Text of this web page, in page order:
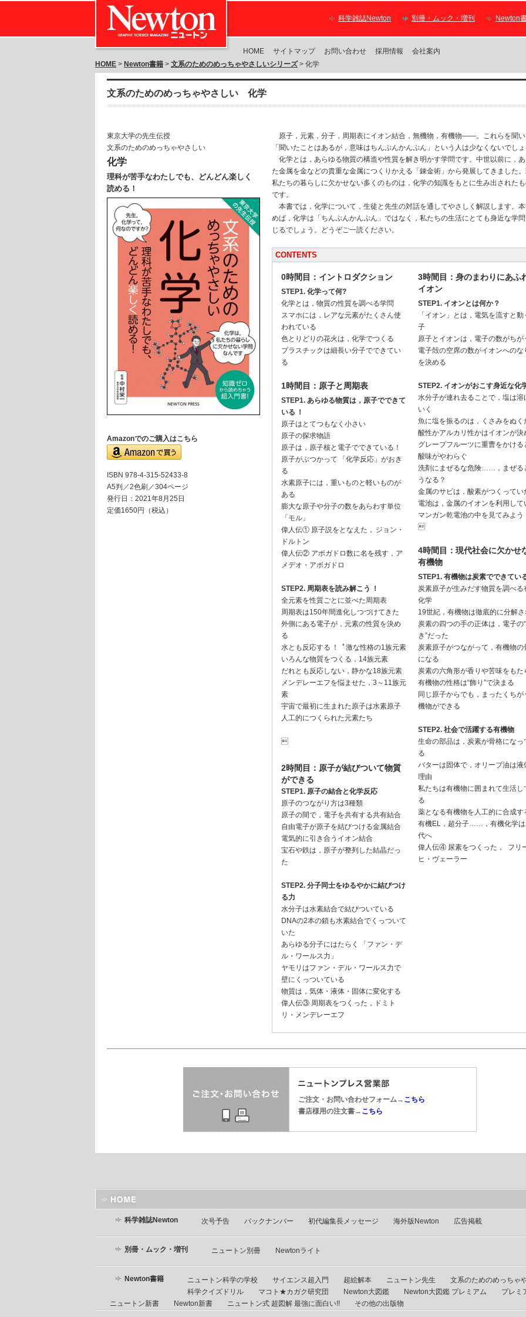
科学雑誌Newton 別冊・ムック・増刊 Newton
HOME サイトマップ お問い合わせ 採用情報
会社案内
HOME > Newton書籍 > 文系のためのめっちゃやさしいシリーズ> 化学
文系のためのめっちゃやさしい 化学
東京大学の先生伝授
文系のためのめっちゃやさしい
化学
理科が苦手なわたしでも、どんどん楽しく
読める！
Amazonでのご購入はこちら
ISBN 978-4-315-52433-8
A5判／2色刷／304ページ
発行日：2021年8月25日
定価1650円（税込）
原子，元素，分子，周期表にイオン結合，無機物，有機物――。これらを聞い
「聞いたことはあるが，意味はちんぷんかんぷん」という人は少なくないでしょ
化学とは，あらゆる物質の構造や性質を解き明かす学問です。中世以前に，
た金属を金などの貴重な金属につくりかえる「錬金術」から発展してきました
私たちの暮らしに欠かせない多くのものは，化学の知識をもとに生み出された
です。
本書では，化学について，生徒と先生の対話を通してやさしく解説します。
めば，化学は「ちんぷんかんぷん」ではなく，私たちの生活にとても身近な学
じるでしょう。どうぞご一読ください。
CONTENTS
0時間目：イントロダクション
STEP1. 化学って何?
化学とは，物質の性質を調べる学問
スマホには，レアな元素がたくさん使
われている
色とりどりの花火は，化学でつくる
プラスチックは細長い分子でできてい
る
1時間目：原子と周期表
STEP1. あらゆる物質は，原子でできて
いる ！
原子はとてつもなく小さい
原子の探求物語
原子は，原子核と電子でできている！
原子がぶつかって 「化学反応」がおき
る
水素原子には，重いものと軽いものが
ある
膨大な原子や分子の数をあらわす単位
「モル」
偉人伝① 原子説をとなえた， ジョン・
ドルトン
偉人伝② アボガドロ数に名を残す，ア
メデオ・アボガドロ
STEP2. 周期表を読み解こう ！
全元素を性質ごとに並べた周期表
周期表は150年間進化しつづけてきた
外側にある電子が，元素の性質を決め
る
水とも反応する ！ ﾟ激な性格の1族元素
いろんな物質をつくる，14族元素
だれとも反応しない，静かな18族元素
メンデレーエフを悩ませた，3～11族元
素
宇宙で最初に生まれた原子は水素原子
人工的につくられた元素たち

2時間目：原子が結びついて物質
ができる
STEP1. 原子の結合と化学反応
原子のつながり方は3種類
原子の間で，電子を共有する共有結合
自由電子が原子を結びつける金属結合
電気的に引き合うイオン結合
宝石や鉄は，原子が整列した結晶だっ
た
STEP2. 分子同士をゆるやかに結びつけ
る力
水分子は水素結合で結びついている
DNAの2本の鎖も水素結合でくっついて
いた
あらゆる分子にはたらく 「ファン・デ
ル・ワールス力」
ヤモリはファン・デル・ワールス力で
壁にくっついている
物質は，気体・液体・固体に変化する
偉人伝③ 周期表をつくった，ドミト
リ・メンデレーエフ
3時間目：身のまわりにあふ
イオン
STEP1. イオンとは何か？
「イオン」とは，電気を流すと動
子
原子とイオンは，電子の数がちが
電子殻の空席の数がイオンへのな
を決める
STEP2. イオンがおこす身近な化
水分子が連れ去ることで，塩は溶
いく
魚に塩を振るのは，くさみをぬく
酸性かアルカリ性かはイオンが決
グレープフルーツに重曹をかける
酸味がやわらぐ
洗剤にまぜるな危険……，まぜる
うなる？
金属のサビは，酸素がつくってい
電池は，金属のイオンを利用して
マンガン乾電池の中を見てみよう

4時間目：現代社会に欠かせ
有機物
STEP1. 有機物は炭素でできてい
炭素原子が生みだす物質を調べる
化学
19世紀，有機物は徹底的に分解さ
炭素の四つの手の正体は，電子の
き”だった
炭素原子がつながって，有機物の
になる
炭素の六角形が香りや苦味をもた
有機物の性格は“飾り”で決まる
同じ原子からでも，まったくちが
機物ができる
STEP2. 社会で活躍する有機物
生命の部品は，炭素が骨格になっ
る
バターは固体で，オリーブ油は液
理由
私たちは有機物に囲まれて生活し
る
薬となる有機物を人工的に合成す
有機EL，超分子……，有機化学は
代へ
偉人伝④ 尿素をつくった， フリ
ヒ・ヴェーラー
ご注文・お問い合わせフォーム→ こちら
書店様用の注文書→ こちら
科学雑誌Newton 次号予告 バックナンバー 初代編集長メッセージ 海外版Newton 広告掲載
別冊・ムック・増刊 ニュートン別冊 Newtonライト
Newton書籍 ニュートン科学の学校 サイエンス超入門 超絵解本 ニュートン先生 文系のためのめっちゃ
科学クイズドリル
マコト★カガク研究団 Newton大図鑑 Newton大図鑑 プレミアム プレミ
ニュートン新書
Newton新書 ニュートン式 超図解 最強に面白い!! その他の出版物